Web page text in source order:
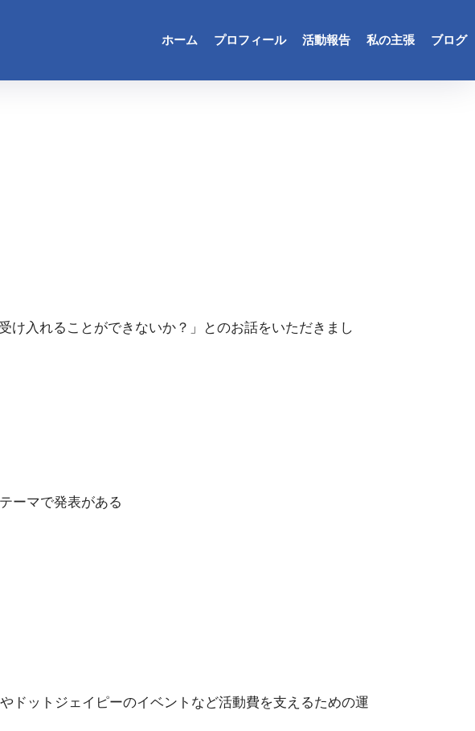
ホーム プロフィール 活動報告 私の主張 ブログ
け入れることができないか？」とのお話をいただきまし
ーマで発表がある
ットジェイピーのイベントなど活動費を支えるための運